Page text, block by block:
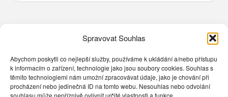
Spravovat Souhlas
Abychom poskytli co nejlepší služby, používáme k ukládání a/nebo přístupu
k informacím o zařízení, technologie jako jsou soubory cookies. Souhlas s
těmito technologiemi nám umožní zpracovávat údaje, jako je chování při
procházení nebo jedinečná ID na tomto webu. Nesouhlas nebo odvolání
souhlasu může nepříznivě ovlivnit určité vlastnosti a funkce.